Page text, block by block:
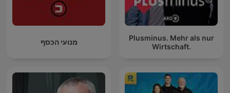
מנועי הכסף
Plusminus. Mehr als nur
Wirtschaft.